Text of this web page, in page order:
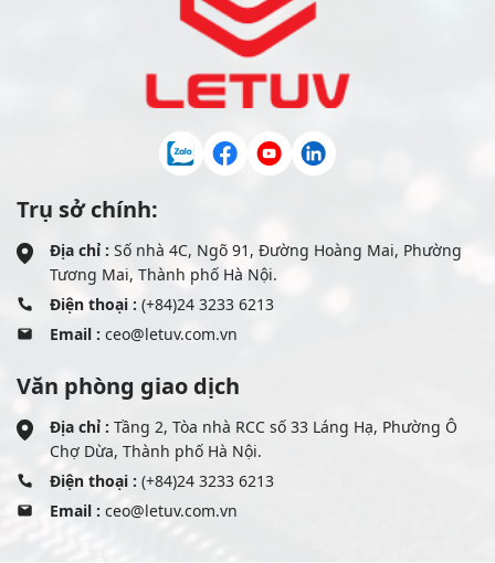
Trụ sở chính:
Địa chỉ : Số nhà 4C, Ngõ 91, Đường Hoàng Mai, Phường
Tương Mai, Thành phố Hà Nội.
Điện thoại : (+84)24 3233 6213
Email : ceo@letuv.com.vn
Văn phòng giao dịch
Địa chỉ : Tầng 2, Tòa nhà RCC số 33 Láng Hạ, Phường Ô
Chợ Dừa, Thành phố Hà Nội.
Điện thoại : (+84)24 3233 6213
Email : ceo@letuv.com.vn